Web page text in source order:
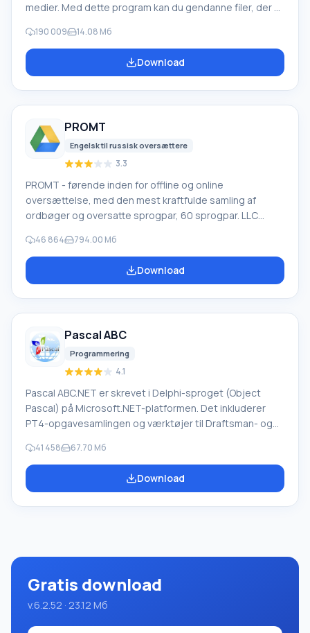
medier. Med dette program kan du gendanne filer, der er
slettet uden om papirkurven, skjult af ondsindet
software, mistet på grund af softwarefejl, fuldstændig
tømning af papirkurven, formatering eller sletning af
190 009 14.08 Мб
Download
PROMT
Engelsk til russisk oversættere
3.3
PROMT - førende inden for offline og online
oversættelse, med den mest kraftfulde samling af
ordbøger og oversatte sprogpar, 60 sprogpar. LLC
oversættelsessystemer til private brugere og
virksomheder. PROMT-software giver oversættelse af
enhver tekst ved hjælp af indbyggede ordbøger,
udenlandsk firma
46 864 794.00 Мб
Download
Pascal ABC
Programmering
4.1
Pascal ABC.NET er skrevet i Delphi-sproget (Object
Pascal) på Microsoft.NET-platformen. Det inkluderer
PT4-opgavesamlingen og værktøjer til Draftsman- og
lærer programmering. Hovedformålet med Pascal
ABC.NET-programmeringssystemet er at studere og
undervise i moderne programmeringssprog. Funktioner
41 458 67.70 Мб
Download
Gratis download
v.6.2.52 · 23.12 Мб